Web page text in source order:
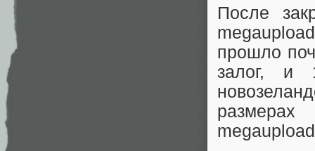
После
прошло
залог, и